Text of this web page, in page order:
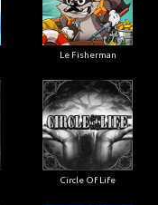
Le Fisherman
Circle Of Life